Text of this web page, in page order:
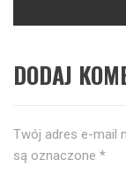
DODAJ
Twój adres e-mail
są oznaczone *